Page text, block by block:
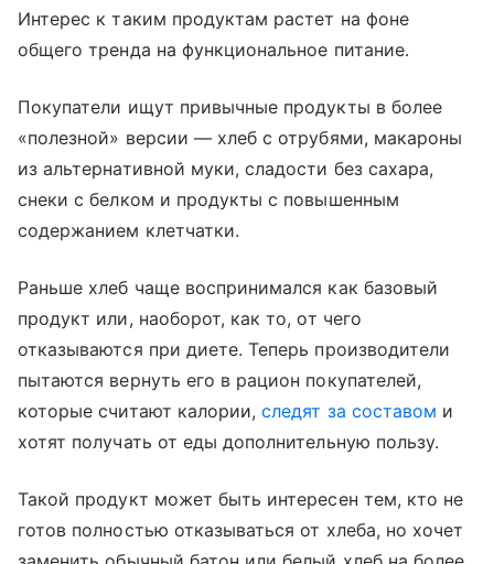
Интерес к таким продуктам растет на фоне
общего тренда на функциональное питание.
Покупатели ищут привычные продукты в более
«полезной» версии — хлеб с отрубями, макароны
из альтернативной муки, сладости без сахара,
снеки с белком и продукты с повышенным
содержанием клетчатки.
Раньше хлеб чаще воспринимался как базовый
продукт или, наоборот, как то, от чего
отказываются при диете. Теперь производители
пытаются вернуть его в рацион покупателей,
которые считают калории,следят за составом и
хотят получать от еды дополнительную пользу.
Такой продукт может быть интересен тем, кто не
готов полностью отказываться от хлеба, но хочет